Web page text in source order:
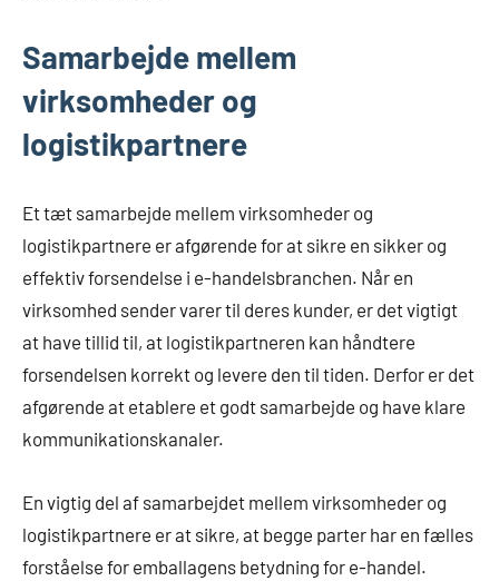
Samarbejde mellem
virksomheder og
logistikpartnere
Et tæt samarbejde mellem virksomheder og
logistikpartnere er afgørende for at sikre en sikker og
effektiv forsendelse i e-handelsbranchen. Når en
virksomhed sender varer til deres kunder, er det vigtigt
at have tillid til, at logistikpartneren kan håndtere
forsendelsen korrekt og levere den til tiden. Derfor er det
afgørende at etablere et godt samarbejde og have klare
kommunikationskanaler.
En vigtig del af samarbejdet mellem virksomheder og
logistikpartnere er at sikre, at begge parter har en fælles
forståelse for emballagens betydning for e-handel.